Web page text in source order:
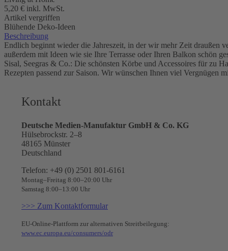
5,20 € inkl. MwSt.
Artikel vergriffen
Blühende Deko-Ideen
Beschreibung
Endlich beginnt wieder die Jahreszeit, in der wir mehr Zeit draußen
außerdem mit Ideen wie sie Ihre Terrasse oder Ihren Balkon schön
Sisal, Seegras & Co.: Die schönsten Körbe und Accessoires für zu
Rezepten passend zur Saison. Wir wünschen Ihnen viel Vergnügen
Kontakt
Deutsche Medien-Manufaktur GmbH & Co. KG
Hülsebrockstr. 2–8
48165 Münster
Deutschland
Telefon: +49 (0) 2501 801-6161
Montag–Freitag 8:00–20:00 Uhr
Samstag 8:00–13:00 Uhr
>>> Zum Kontaktformular
EU-Online-Plattform zur alternativen Streitbeilegung:
www.ec.europa.eu/consumers/odr